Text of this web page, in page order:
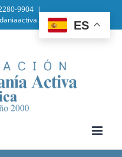
9904 |
ES